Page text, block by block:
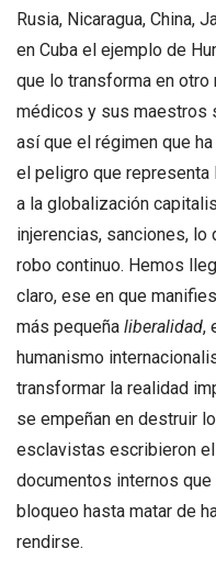
Rusia, Nicaragua, China,
en Cuba el ejemplo de
que lo transforma en otro
médicos y sus maestros
así que el régimen que
el peligro que
a la globalización
injerencias, sanciones,
robo continuo. Hemos
claro, ese en que
más pequeña liberalidad,
humanismo
transformar la realidad
se empeñan en destruir
esclavistas escribieron
documentos internos
bloqueo hasta matar de
rendirse.